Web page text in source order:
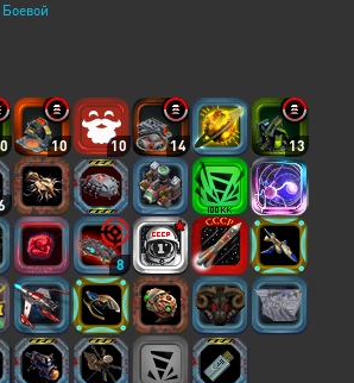
Боевой
10 10 14 13
8